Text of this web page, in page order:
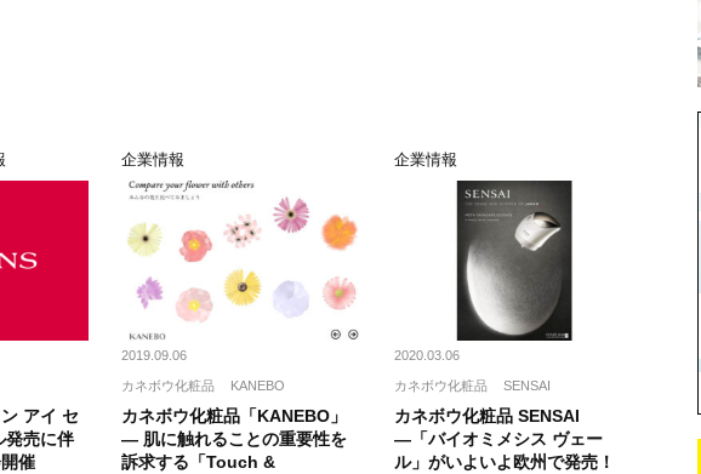
アイ セ
発売に伴
催
企業情報
2019.09.06
カネボウ化粧品 KANEBO
カネボウ化粧品「KANEBO」
― 肌に触れることの重要性を
訴求する「Touch &
企業情報
2020.03.06
カネボウ化粧品 SENSAI
カネボウ化粧品 SENSAI
―「バイオミメシス ヴェー
ル」がいよいよ欧州で発売！